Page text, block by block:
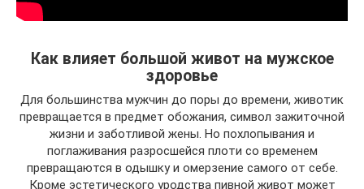
Как влияет большой живот на мужское
здоровье
Для большинства мужчин до поры до времени, животик
превращается в предмет обожания, символ зажиточной
жизни и заботливой жены. Но похлопывания и
поглаживания разросшейся плоти со временем
превращаются в одышку и омерзение самого от себе.
Кроме эстетического уродства пивной живот может